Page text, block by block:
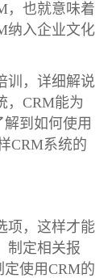
，也就意味着
纳入企业文化
训，详细解说
，CRM能为
到如何使用
CRM系统的
项，这样才能
制定相关报
使用CRM的